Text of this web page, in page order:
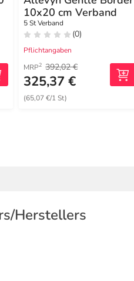
10x20 cm Verband
5 St Verband
(0)
Pflichtangaben
MRP2 392,02 €
325,37 €
(65,07 €/1 St)
Herstellers